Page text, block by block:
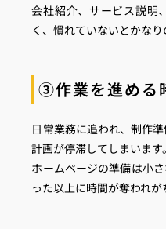
会社紹介、サービス説明
く、慣れていないとかなり
③作業を進める
日常業務に追われ、制作
計画が停滞してしまいます。
ホームページの準備は小
った以上に時間が奪われが